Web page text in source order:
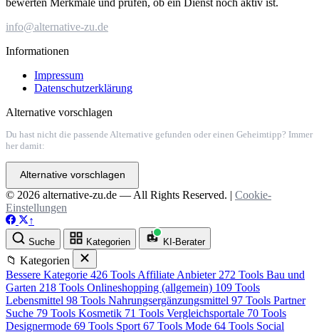
bewerten Merkmale und prüfen, ob ein Dienst noch aktiv ist.
info@alternative-zu.de
Informationen
Impressum
Datenschutzerklärung
Alternative vorschlagen
Du hast nicht die passende Alternative gefunden oder einen Geheimtipp? Immer
her damit:
Alternative vorschlagen
© 2026 alternative-zu.de — All Rights Reserved. | Cookie-
Einstellungen
↑
Suche Kategorien KI-Berater
📁 Kategorien
Bessere Kategorie 426 Tools Affiliate Anbieter 272 Tools Bau und
Garten 218 Tools Onlineshopping (allgemein) 109 Tools
Lebensmittel 98 Tools Nahrungsergänzungsmittel 97 Tools Partner
Suche 79 Tools Kosmetik 71 Tools Vergleichsportale 70 Tools
Designermode 69 Tools Sport 67 Tools Mode 64 Tools Social